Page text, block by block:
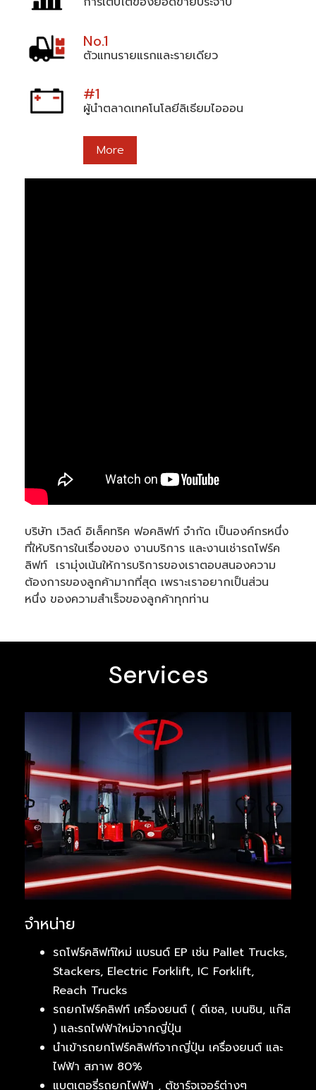
No.1
ตัวแทนรายแรกและรายเดียว
#1
ผู้นำตลาดเทคโนโลยีลิเธียมไอออน
More
บริษัท เวิลด์ อิเล็คทริค ฟอคลิฟท์ จำกัด เป็นองค์กรหนึ่ง
ที่ให้บริการในเรื่องของ งานบริการ และงานเช่ารถโฟร์ค
ลิฟท์  เรามุ่งเน้นให้การบริการของเราตอบสนองความ
ต้องการของลูกค้ามากที่สุด เพราะเราอยากเป็นส่วน
หนึ่ง ของความสำเร็จของลูกค้าทุกท่าน
Services
จำหน่าย
รถโฟร์คลิฟท์ใหม่ แบรนด์ EP เช่น Pallet Trucks,
Stackers, Electric Forklift, IC Forklift,
Reach Trucks
รถยกโฟร์คลิฟท์ เครื่องยนต์ ( ดีเซล, เบนซิน, แก๊ส
) และรถไฟฟ้าใหม่จากญี่ปุ่น
นำเข้ารถยกโฟร์คลิฟท์จากญี่ปุ่น เครื่องยนต์ และ
ไฟฟ้า สภาพ 80%
แบตเตอรี่รถยกไฟฟ้า , ตู้ชาร์จเจอร์ต่างๆ